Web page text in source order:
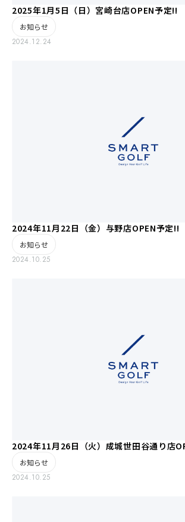
2025年1月5日（日）宮崎台店OPEN予定!!
お知らせ
2024.12.24
2024年11月22日（金）与野店OPEN予定!!
お知らせ
2024.10.25
2024年11月26日（火）成城世田谷通り店
お知らせ
2024.10.25